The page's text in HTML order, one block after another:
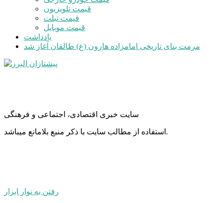
قیمت تلویزیون
قیمت تبلت
قیمت موبایل
یادداشت
مرمت بنای تاریخی امامزاده هارون (ع) طالقان آغاز شد
سایت خبری اقتصادی، اجتماعی و فرهنگی
استفاده از مطالب سایت با ذکر منبع بلامانع میباشد.
رفتن به نوار ابزار